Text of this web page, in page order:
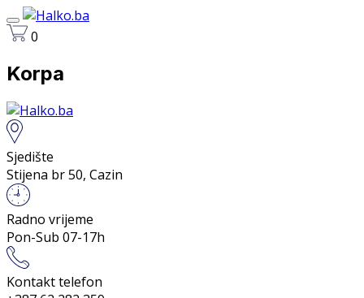
0
Korpa
Sjedište
Stijena br 50, Cazin
Radno vrijeme
Pon-Sub 07-17h
Kontakt telefon